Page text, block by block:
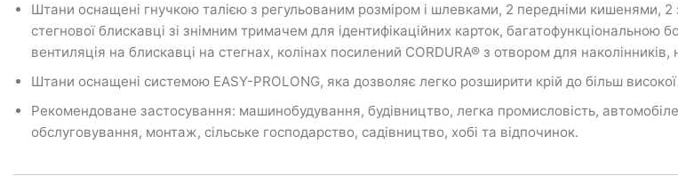
Штани оснащені гнучкою талією з регульованим розміром і шлевками, 2 передніми кишенями,
стегнової блискавці зі знімним тримачем для ідентифікаційних карток,
вентиляція на блискавці на стегнах, колінах посилений CORDURA® з отвором для
Штани оснащені системою EASY-PROLONG, яка дозволяє легко розширити крій до більш
Рекомендоване застосування: машинобудування, будівництво, легка промисловість,
обслуговування, монтаж, сільське господарство, садівництво, хобі та відпочинок.